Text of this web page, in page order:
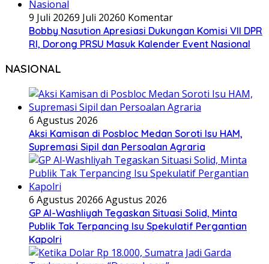
9 Juli 20269 Juli 20260 Komentar
Bobby Nasution Apresiasi Dukungan Komisi VII DPR
RI, Dorong PRSU Masuk Kalender Event Nasional
NASIONAL
6 Agustus 2026
Aksi Kamisan di Posbloc Medan Soroti Isu HAM,
Supremasi Sipil dan Persoalan Agraria
6 Agustus 20266 Agustus 2026
GP Al-Washliyah Tegaskan Situasi Solid, Minta
Publik Tak Terpancing Isu Spekulatif Pergantian
Kapolri